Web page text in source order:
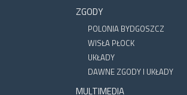
ZGODY
POLONIA BYDGOSZCZ
WISŁA PŁOCK
UKŁADY
DAWNE ZGODY I UKŁADY
MULTIMEDIA